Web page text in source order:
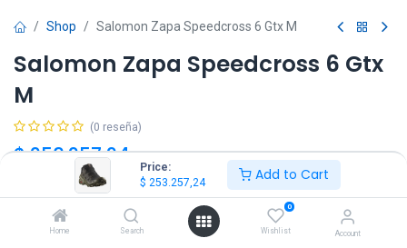
Price:
$ 253.257,24 Add to Cart
Home Search
0
Wishlist Account
Shop Salomon Zapa Speedcross 6 Gtx M
Salomon Zapa Speedcross 6 Gtx
M
(0 reseña)
$253.257,24 IVA Incluido
42 45